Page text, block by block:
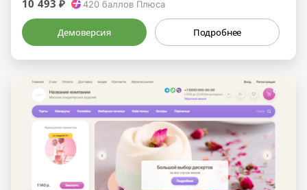
10 493 ₽ 420баллов Плюса
Демоверсия Подробнее